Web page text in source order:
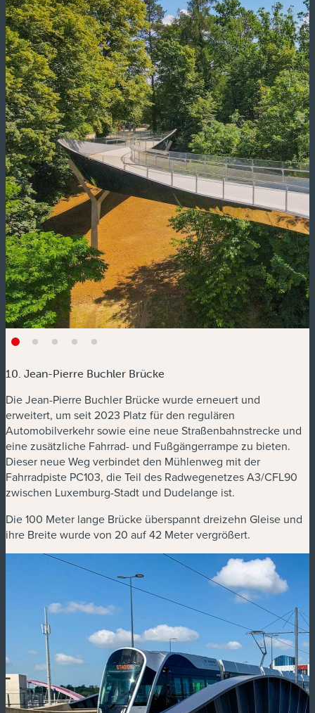
10. Jean-Pierre Buchler Brücke
Die Jean-Pierre Buchler Brücke wurde erneuert und
erweitert, um seit 2023 Platz für den regulären
Automobilverkehr sowie eine neue Straßenbahnstrecke und
eine zusätzliche Fahrrad- und Fußgängerrampe zu bieten.
Dieser neue Weg verbindet den Mühlenweg mit der
Fahrradpiste PC103, die Teil des Radwegenetzes A3/CFL90
zwischen Luxemburg-Stadt und Dudelange ist.
Die 100 Meter lange Brücke überspannt dreizehn Gleise und
ihre Breite wurde von 20 auf 42 Meter vergrößert.